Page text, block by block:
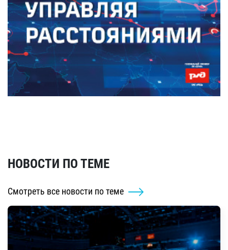
НОВОСТИ ПО ТЕМЕ
Смотреть все новости по теме